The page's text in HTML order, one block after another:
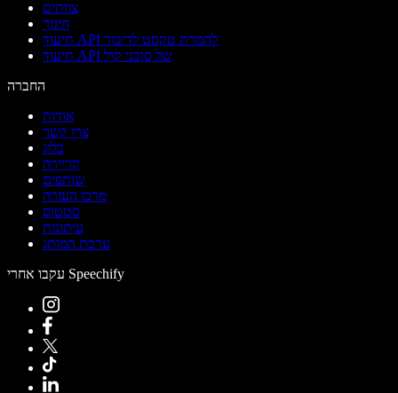
צוותים
חינוך
תיעוד API להמרת טקסט לדיבור
תיעוד API של סוכני קול
החברה
אודות
צרו קשר
בלוג
קריירה
שותפים
מרכז העזרה
סטטוס
עיתונות
ערכת המותג
עקבו אחרי Speechify